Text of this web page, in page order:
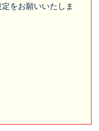
をお願いいたしま